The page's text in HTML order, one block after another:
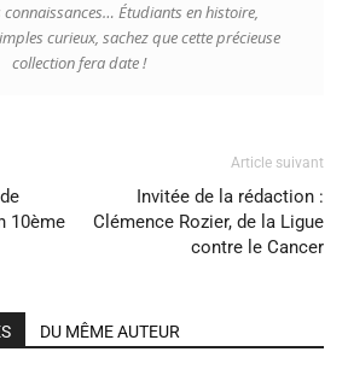
Étudiants en histoire,
curieux, sachez que cette précieuse
collection fera date !
10ème
Article suivant
Invitée de la rédaction :
Clémence Rozier, de la Ligue
contre le Cancer
DU MÊME AUTEUR